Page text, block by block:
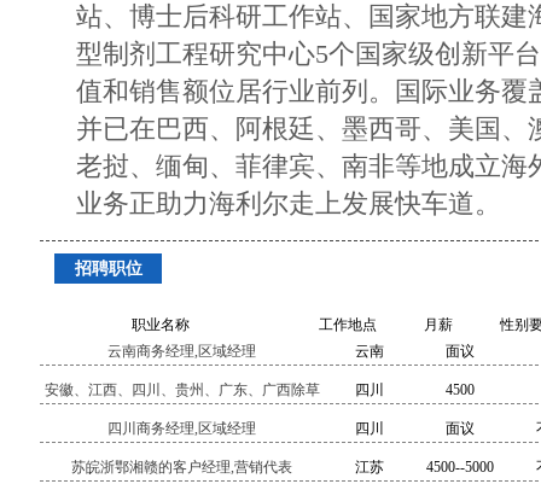
站、博士后科研工作站、国家地方联建
型制剂工程研究中心5个国家级创新平
值和销售额位居行业前列。国际业务覆
并已在巴西、阿根廷、墨西哥、美国
老挝、缅甸、菲律宾、南非等地成立海
业务正助力海利尔走上发展快车道。
招聘职位
职业名称 工作地点 月薪
性别
云南商务经理,区域经理
云南 面议
安徽、江西、四川、贵州、广东、广西除草
四川 4500
四川商务经理,区域经理 四川 面议
苏皖浙鄂湘赣的客户经理,营销代表 江苏 4500--5000